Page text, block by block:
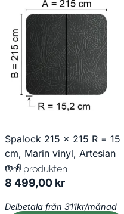
Spalock 215 x 215 R = 15
cm, Marin vinyl, Artesian
m.fl.
Om produkten
8 499,00 kr
Delbetala från 311kr/månad